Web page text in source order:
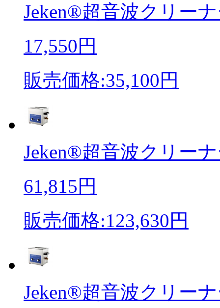
Jeken®超音波クリー
17,550円
販売価格:35,100円
Jeken®超音波クリー
61,815円
販売価格:123,630円
Jeken®超音波クリー